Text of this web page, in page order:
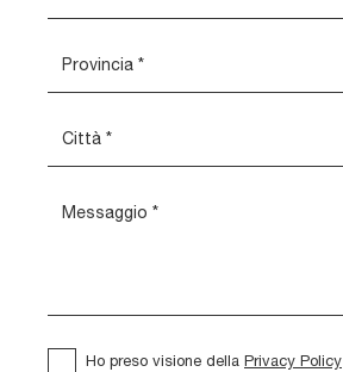
Ho preso visione della Privacy Policy